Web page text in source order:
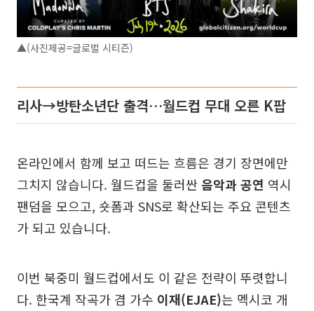
▲(사진제공=글로벌 시티즌)
리사→방탄소년단 출격…월드컵 무대 오른 K팝
온라인에서 함께 보고 떠드는 흐름은 경기 장면에만
그치지 않습니다. 월드컵을 둘러싼 음악과 공연 역시
팬덤을 모으고, 숏폼과 SNS로 확산되는 주요 콘텐츠
가 되고 있습니다.
이번 북중미 월드컵에서도 이 같은 전략이 뚜렷합니
다. 한국계 작곡가 겸 가수 이재(EJAE)는 멕시코 개